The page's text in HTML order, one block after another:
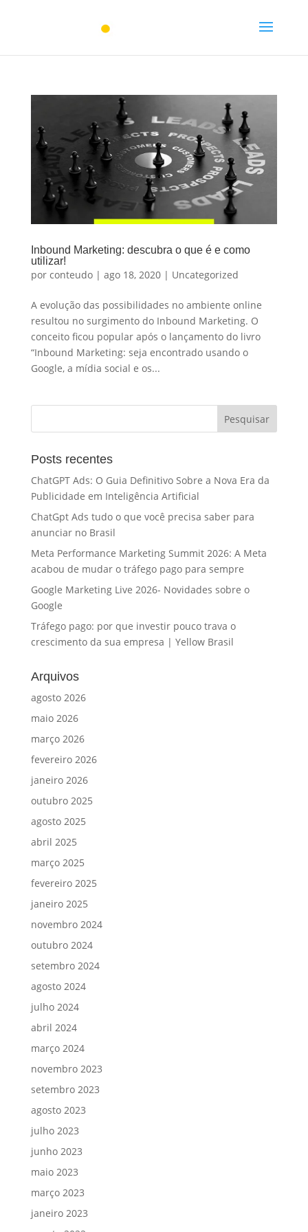
Inbound Marketing: descubra o que é e como
utilizar!
por conteudo| ago 18, 2020| Uncategorized
A evolução das possibilidades no ambiente online
resultou no surgimento do Inbound Marketing. O
conceito ficou popular após o lançamento do livro
“Inbound Marketing: seja encontrado usando o
Google, a mídia social e os...
Posts recentes
ChatGPT Ads: O Guia Definitivo Sobre a Nova Era da
Publicidade em Inteligência Artificial
ChatGpt Ads tudo o que você precisa saber para
anunciar no Brasil
Meta Performance Marketing Summit 2026: A Meta
acabou de mudar o tráfego pago para sempre
Google Marketing Live 2026- Novidades sobre o
Google
Tráfego pago: por que investir pouco trava o
crescimento da sua empresa | Yellow Brasil
Arquivos
agosto 2026
maio 2026
março 2026
fevereiro 2026
janeiro 2026
outubro 2025
agosto 2025
abril 2025
março 2025
fevereiro 2025
janeiro 2025
novembro 2024
outubro 2024
setembro 2024
agosto 2024
julho 2024
abril 2024
março 2024
novembro 2023
setembro 2023
agosto 2023
julho 2023
junho 2023
maio 2023
março 2023
janeiro 2023